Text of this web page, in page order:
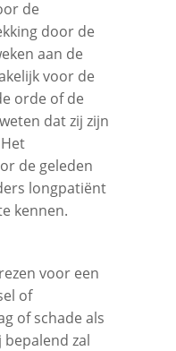
de
door de
aan de
voor de
orde of de
dat zij zijn
de geleden
longpatiënt
kennen.
voor een
of
of schade als
zal